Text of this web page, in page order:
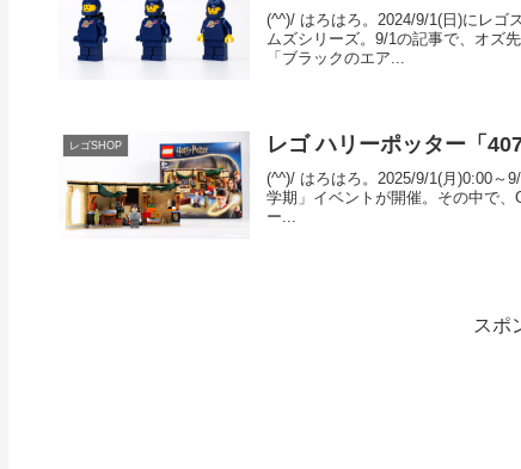
(^^)/ はろはろ。2024/9/1(日)にレゴ
ムズシリーズ。9/1の記事で、オズ
「ブラックのエア...
レゴSHOP レゴ ハリーポッター「
(^^)/ はろはろ。2025/9/1(月)0:00～
学期」イベントが開催。その中で
ー...
スポ